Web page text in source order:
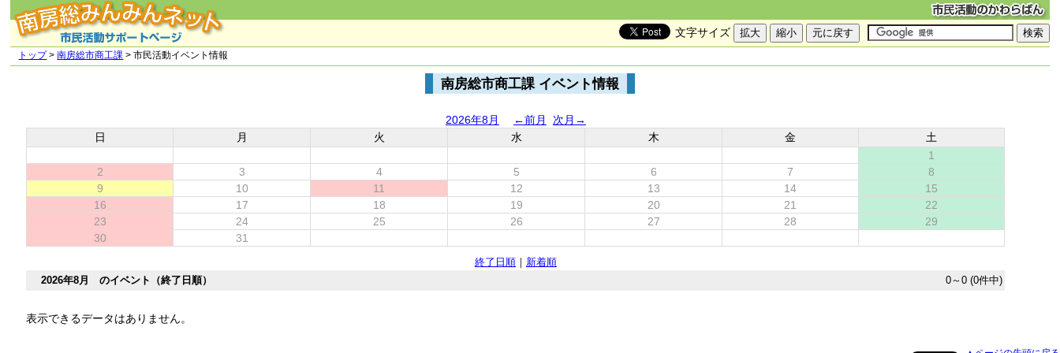
文字サイズ
トップ>南房総市商工課 > 市民活動イベント情報
南房総市商工課 イベント情報
2026年8月 ←前月
次月→
日
月 火 水 木 金
土
1
2
3 4 5 6 7
8
9
10 11 12 13 14
15
16
17 18 19 20 21
22
23
24 25 26 27 28
29
30
31
終了日順｜ 新着順
2026年8月 のイベント（終了日順）
0～0 (0件中)
表示できるデータはありません。